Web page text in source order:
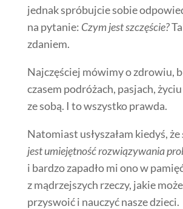
jednak spróbujcie sobie
na pytanie: Czym jest szczęście?
zdaniem.
Najczęściej mówimy o zdrowiu,
czasem podróżach, pasjach,
ze sobą. I to wszystko prawda.
Natomiast usłyszałam kiedyś, że
jest umiejętność rozwiązywania
i bardzo zapadło mi ono w
z mądrzejszych rzeczy, jakie
przyswoić i nauczyć nasze dzieci.